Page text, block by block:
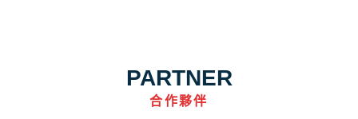
PARTNER
合作夥伴